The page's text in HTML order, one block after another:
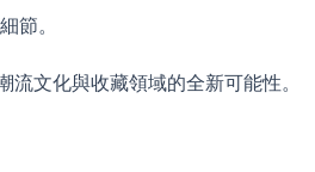
節。
流文化與收藏領域的全新可能性。